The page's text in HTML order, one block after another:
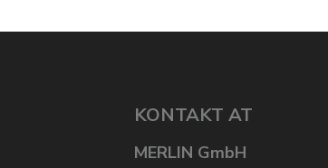
KONTAKT AT
MERLIN GmbH